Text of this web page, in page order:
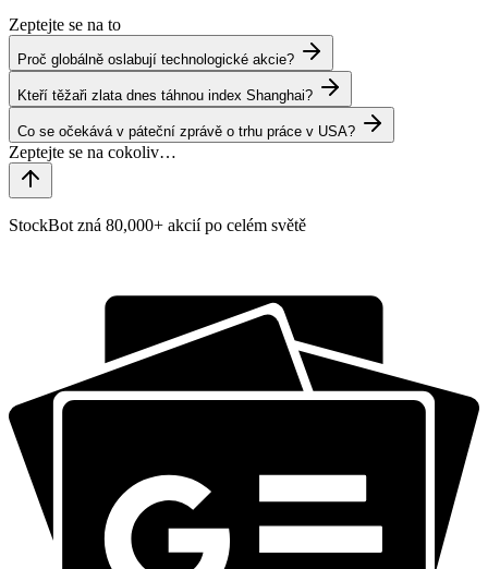
Zeptejte se na to
Proč globálně oslabují technologické akcie?
Kteří těžaři zlata dnes táhnou index Shanghai?
Co se očekává v páteční zprávě o trhu práce v USA?
StockBot zná 80,000+ akcií po celém světě